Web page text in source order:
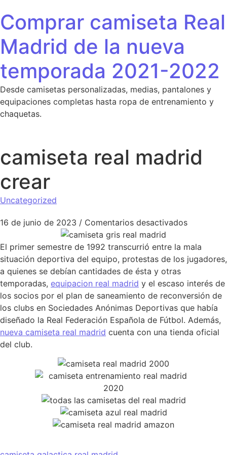
Comprar camiseta Real
Madrid de la nueva
temporada 2021-2022
Desde camisetas personalizadas, medias, pantalones y
equipaciones completas hasta ropa de entrenamiento y
chaquetas.
camiseta real madrid
crear
Uncategorized
16 de junio de 2023 / Comentarios desactivadosen
El primer semestre de 1992 transcurrió entre la mala
situación deportiva del equipo, protestas de los jugadores,
a quienes se debían cantidades de ésta y otras
temporadas, equipacion real madrid y el escaso interés de
los socios por el plan de saneamiento de reconversión de
los clubs en Sociedades Anónimas Deportivas que había
diseñado la Real Federación Española de Fútbol. Además,
nueva camiseta real madrid cuenta con una tienda oficial
del club.